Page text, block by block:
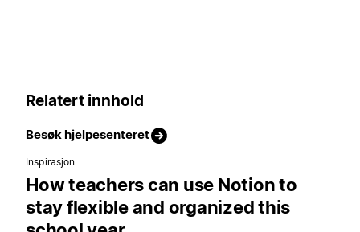
Relatert innhold
Besøk hjelpesenteret
Inspirasjon
How teachers can use Notion to
stay flexible and organized this